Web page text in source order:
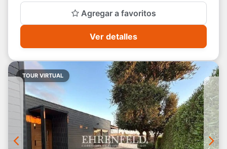
Agregar a favoritos
Ver detalles
TOUR VIRTUAL